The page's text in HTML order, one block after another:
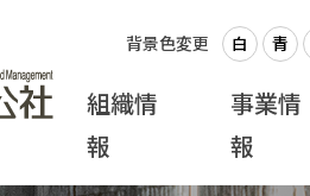
背景色変更 白 青
組織情
報
事業情
報